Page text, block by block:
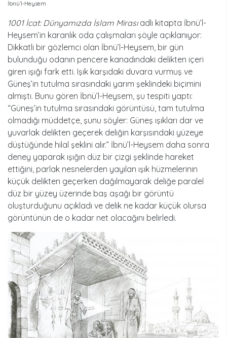
İbnü’l-Heysem
1001 İcat: Dünyamızda İslam Mirasıadlı kitapta İbnü’l-
Heysem’in karanlık oda çalışmaları şöyle açıklanıyor:
Dikkatli bir gözlemci olan İbnü’l-Heysem, bir gün
bulunduğu odanın pencere kanadındaki delikten içeri
giren ışığı fark etti. Işık karşıdaki duvara vurmuş ve
Güneş’in tutulma sırasındaki yarım şeklindeki biçimini
almıştı. Bunu gören İbnü’l-Heysem, şu tespiti yaptı:
“Güneş’in tutulma sırasındaki görüntüsü, tam tutulma
olmadığı müddetçe, şunu söyler: Güneş ışıkları dar ve
yuvarlak delikten geçerek deliğin karşısındaki yüzeye
düştüğünde hilal şeklini alır.” İbnü’l-Heysem daha sonra
deney yaparak ışığın düz bir çizgi şeklinde hareket
ettiğini, parlak nesnelerden yayılan ışık hüzmelerinin
küçük delikten geçerken dağılmayarak deliğe paralel
düz bir yüzey üzerinde baş aşağı bir görüntü
oluşturduğunu açıkladı ve delik ne kadar küçük olursa
görüntünün de o kadar net olacağını belirledi.